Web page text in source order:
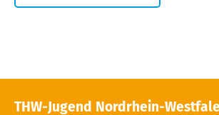
THW-Jugend Nordrhein-